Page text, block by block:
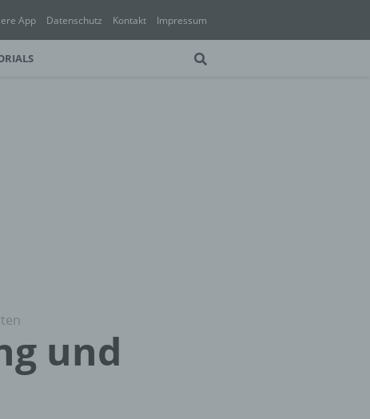
App Datenschutz Kontakt Impressum
und